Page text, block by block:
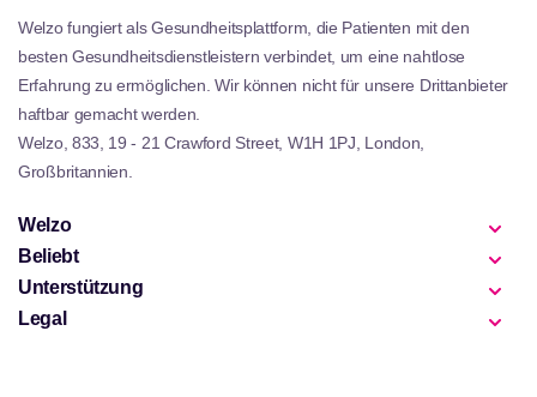
Welzo fungiert als Gesundheitsplattform, die Patienten mit den
besten Gesundheitsdienstleistern verbindet, um eine nahtlose
Erfahrung zu ermöglichen. Wir können nicht für unsere Drittanbieter
haftbar gemacht werden.
Welzo, 833, 19 - 21 Crawford Street, W1H 1PJ, London,
Großbritannien.
Welzo
Beliebt
Unterstützung
Legal